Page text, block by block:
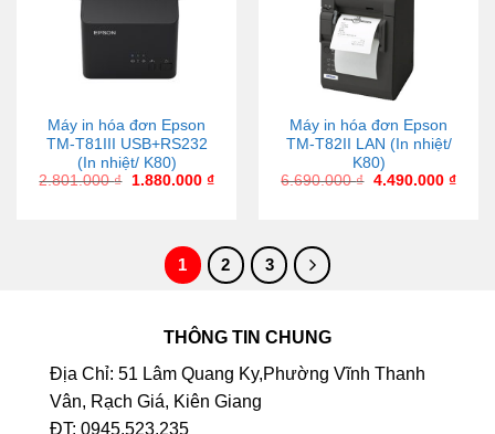
Máy in hóa đơn Epson
TM-T81III USB+RS232
(In nhiệt/ K80)
2.801.000₫ 1.880.000 ₫
Máy in hóa đơn Epson
TM-T82II LAN (In nhiệt/
K80)
6.690.000₫ 4.490.000 ₫
1 2 3
THÔNG TIN CHUNG
Địa Chỉ: 51 Lâm Quang Ky,Phường Vĩnh Thanh
Vân, Rạch Giá, Kiên Giang
ĐT: 0945.523.235